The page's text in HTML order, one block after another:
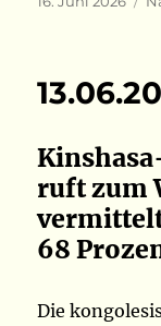
ruft zum
68
Die